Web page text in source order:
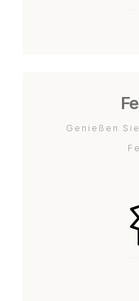
Genießen